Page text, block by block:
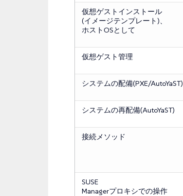
仮想ゲストインストール
(イメージテンプレート)、
ホストOSとして
仮想ゲスト管理
システムの配備(PXE/AutoYaST)
システムの再配備(AutoYaST)
接続メソッド
SUSE
Managerプロキシでの操作